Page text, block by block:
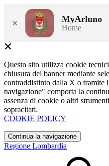
× MyArluno
Home
Questo sito utilizza cookie
chiusura del banner mediante
contraddistinto dalla X o tramite
navigazione" comporta la
assenza di cookie o altri
sopracitati.
COOKIE POLICY
Continua la navigazione
Regione Lombardia